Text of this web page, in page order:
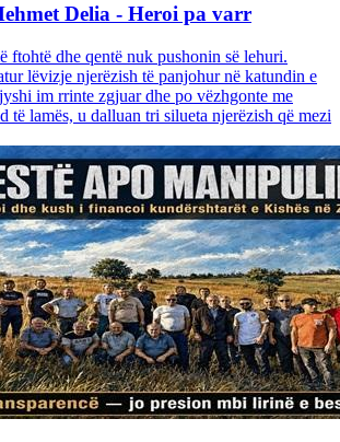
Delia - Heroi pa varr
ftohtë dhe qentë nuk pushonin së lehuri.
lëvizje njerëzish të panjohur në katundin e
im rrinte zgjuar dhe po vëzhgonte me
të lamës, u dalluan tri silueta njerëzish që mezi